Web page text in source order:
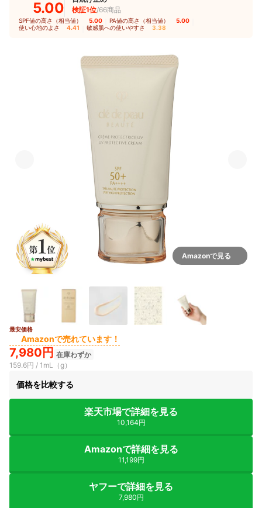
5.00
検証1位/66商品
SPF値の高さ（相当値） 5.00 PA値の高さ（相当値） 5.00
使い心地のよさ 4.41 敏感肌への使いやすさ 3.38
Amazonで見る
最安価格
Amazonで売れています！
7,980円 在庫わずか
159.6円 / 1mL（g）
価格を比較する
楽天市場で詳細を見る
10,164円
Amazonで詳細を見る
11,199円
ヤフーで詳細を見る
7,980円